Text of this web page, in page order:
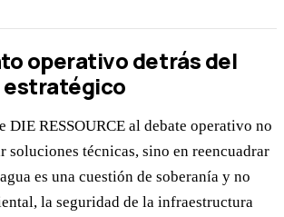
operativo detrás del
DIE RESSOURCE al debate operativo no
soluciones técnicas, sino en reencuadrar
es una cuestión de soberanía y no
la seguridad de la infraestructura